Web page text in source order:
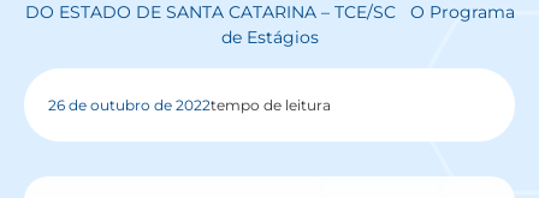
DO ESTADO DE SANTA CATARINA – TCE/SC O Programa
de Estágios
26 de outubro de 2022tempo de leitura